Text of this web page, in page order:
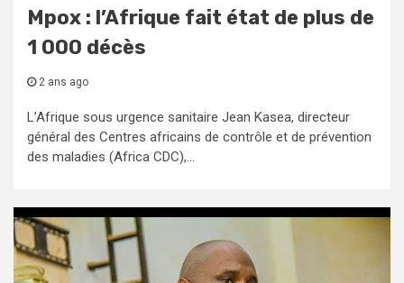
Mpox : l’Afrique fait état de plus de
1 000 décès
2 ans ago
L’Afrique sous urgence sanitaire Jean Kasea, directeur
général des Centres africains de contrôle et de prévention
des maladies (Africa CDC),...